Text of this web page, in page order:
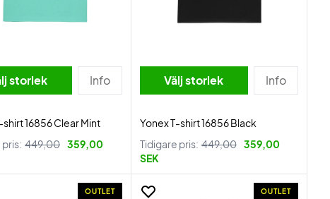
storlek Info
shirt 16856 Clear Mint
449,00 359,00
Välj storlek Info
Yonex T-shirt 16856 Black
Tidigare pris: 449,00 359,00
SEK
OUTLET OUTLET